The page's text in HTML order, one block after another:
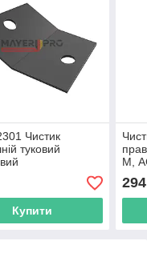
Чистик
туковий
Купити
M,
294